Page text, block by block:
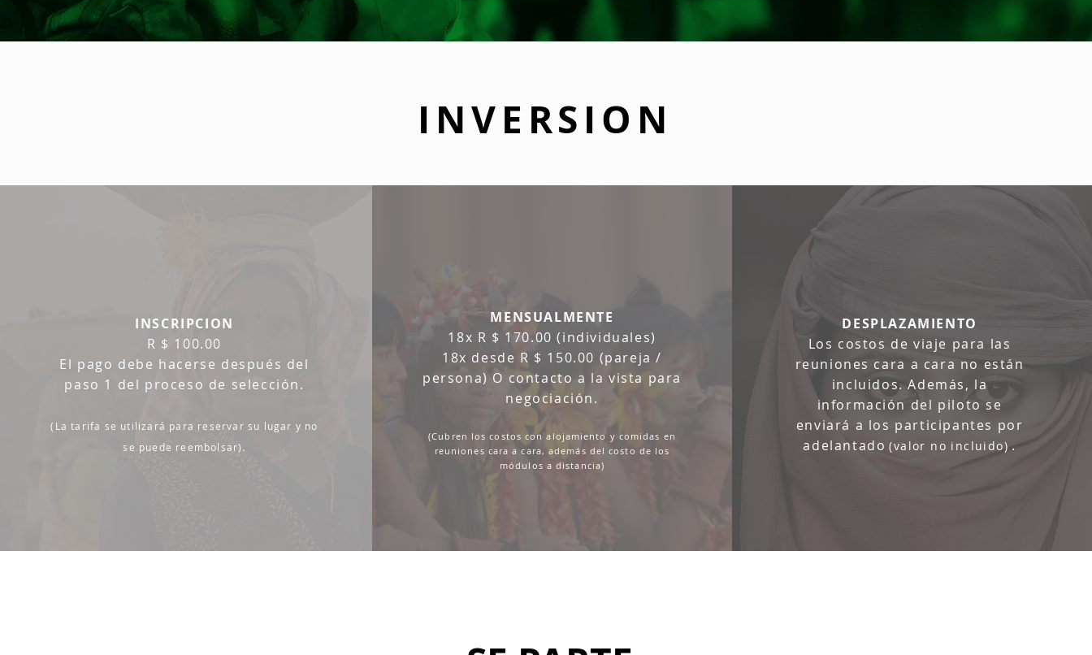
INVERSION
INSCRIPCION
R $ 100.00
El pago debe hacerse después del
paso 1 del proceso de selección.
(La tarifa se utilizará para reservar su lugar y no
se puede reembolsar).
MENSUALMENTE
18x R $ 170.00 (individuales)
18x desde R $ 150.00 (pareja /
persona) O contacto a la vista para
negociación.
(Cubren los costos con alojamiento y comidas en
reuniones cara a cara, además del costo de los
módulos a distancia)
DESPLAZAMIENTO
Los costos de viaje para las
reuniones cara a cara no están
incluidos. Además, la
información del piloto se
enviará a los participantes por
adelantado (valor no incluido) .